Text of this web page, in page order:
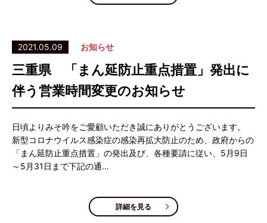
2021.05.09 お知らせ
三重県 「まん延防止重点措置」発出に
伴う営業時間変更のお知らせ
日頃よりみそ吟をご愛顧いただき誠にありがとうございます。
新型コロナウイルス感染症の感染再拡大防止のため、政府からの
「まん延防止重点措置」の発出及び、各種要請に従い、5月9日
～5月31日まで下記の通…
詳細を見る